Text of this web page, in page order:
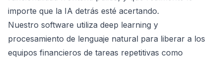
importe que la IA detrás esté acertando.
Nuestro software utiliza deep learning y
procesamiento de lenguaje natural para liberar a los
equipos financieros de tareas repetitivas como